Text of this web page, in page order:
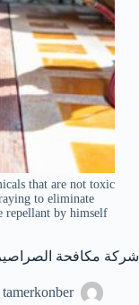
that are not toxic
to eliminate
repellant by himself
شركة مكافحة
tamerkonber